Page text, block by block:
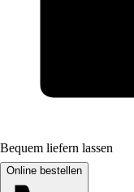
Bequem liefern lassen
Online bestellen